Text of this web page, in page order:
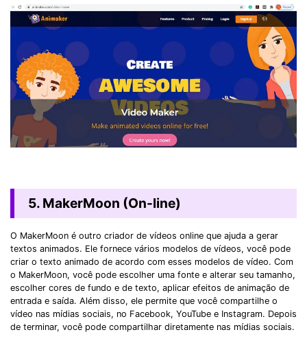
5. MakerMoon (On-line)
O MakerMoon é outro criador de vídeos online que ajuda a gerar
textos animados. Ele fornece vários modelos de vídeos, você pode
criar o texto animado de acordo com esses modelos de vídeo. Com
o MakerMoon, você pode escolher uma fonte e alterar seu tamanho,
escolher cores de fundo e de texto, aplicar efeitos de animação de
entrada e saída. Além disso, ele permite que você compartilhe o
vídeo nas mídias sociais, no Facebook, YouTube e Instagram. Depois
de terminar, você pode compartilhar diretamente nas mídias sociais.